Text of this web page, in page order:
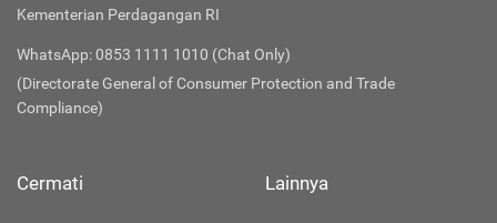
Kementerian Perdagangan RI
WhatsApp: 0853 1111 1010 (Chat Only)
(Directorate General of Consumer Protection and Trade
Compliance)
Cermati Lainnya